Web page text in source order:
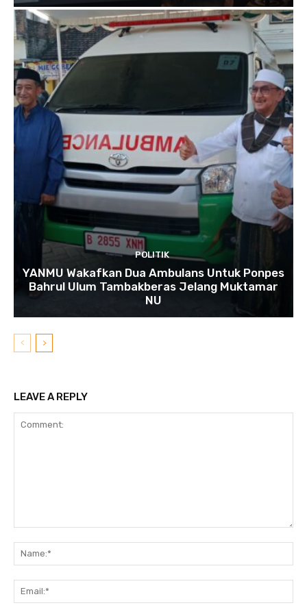
POLITIK
YANMU Wakafkan Dua Ambulans Untuk Ponpes
Bahrul Ulum Tambakberas Jelang Muktamar
NU
LEAVE A REPLY